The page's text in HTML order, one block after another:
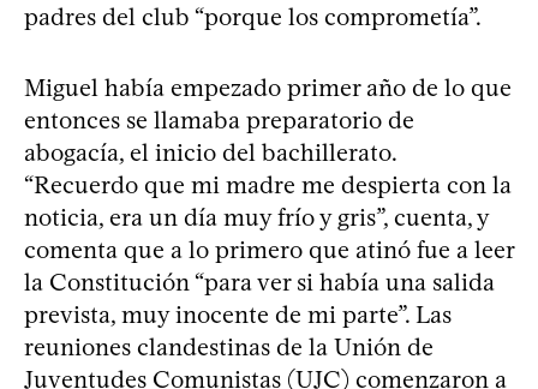
padres del club “porque los comprometía”.
Miguel había empezado primer año de lo que
entonces se llamaba preparatorio de
abogacía, el inicio del bachillerato.
“Recuerdo que mi madre me despierta con la
noticia, era un día muy frío y gris”, cuenta, y
comenta que a lo primero que atinó fue a leer
la Constitución “para ver si había una salida
prevista, muy inocente de mi parte”. Las
reuniones clandestinas de la Unión de
Juventudes Comunistas (UJC) comenzaron a